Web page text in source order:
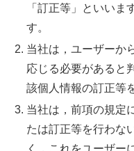
「訂正等」といいま
す。
当社は，ユーザーか
応じる必要があると
該個人情報の訂正等
当社は，前項の規定
たは訂正等を行わな